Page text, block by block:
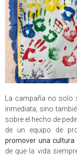
La campaña no solo
inmediata, sino
sobre el hecho de
de un equipo de
promover una cultura
de que la vida